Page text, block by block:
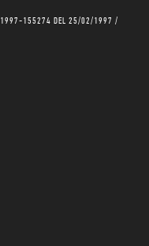
1997-155274 DEL 25/02/1997 /